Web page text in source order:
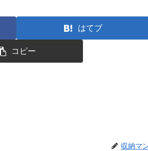
はてブ
コピー
収納マ